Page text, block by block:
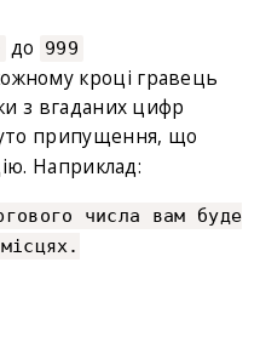
до 999
кроці гравець
з вгаданих цифр
припущення, що
Наприклад:
числа вам буде